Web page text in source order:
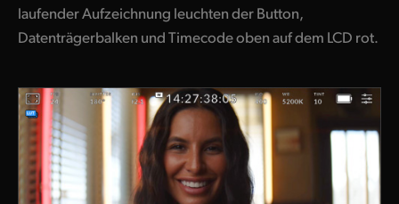
laufender Aufzeichnung leuchten der Button,
Datenträgerbalken und Timecode oben auf dem LCD rot.